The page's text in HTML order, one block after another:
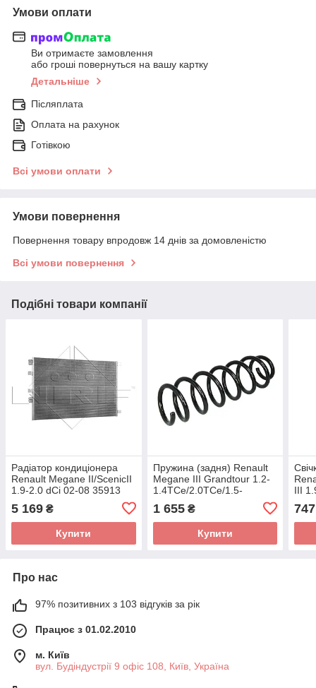
Умови оплати
Ви отримаєте замовлення
або гроші повернуться на вашу картку
Детальніше
Післяплата
Оплата на рахунок
Готівкою
Всі умови оплати
Умови повернення
Повернення товару впродовж 14 днів за домовленістю
Всі умови повернення
Подібні товари компанії
Радіатор кондиціонера
Renault Megane II/ScenicII
1.9-2.0 dCi 02-08 35913
5 169 ₴
Купити
Пружина (задня) Renault
Megane III Grandtour 1.2-
1.4TCe/2.0TCe/1.5-
(універсал) 4272955
1 655₴
Купити
III
0
747
Про нас
97% позитивних з 103 відгуків за рік
Працює з 01.02.2010
м. Київ
вул. Будіндустрії 9 офіс 108, Київ, Україна